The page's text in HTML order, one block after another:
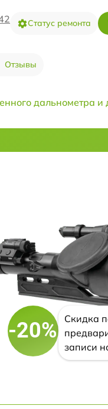
Статус ремонта
Отзывы
дальнометра и
-20%
Скидка
записи